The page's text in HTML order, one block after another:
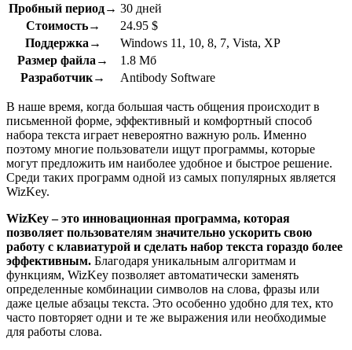
Пробный период→ 30 дней
Стоимость→
24.95 $
Поддержка→
Windows 11, 10, 8, 7, Vista, XP
Размер файла→
1.8 Мб
Разработчик→
Antibody Software
В наше время, когда большая часть общения происходит в
письменной форме, эффективный и комфортный способ
набора текста играет невероятно важную роль. Именно
поэтому многие пользователи ищут программы, которые
могут предложить им наиболее удобное и быстрое решение.
Среди таких программ одной из самых популярных является
WizKey.
WizKey – это инновационная программа, которая
позволяет пользователям значительно ускорить свою
работу с клавиатурой и сделать набор текста гораздо более
эффективным. Благодаря уникальным алгоритмам и
функциям, WizKey позволяет автоматически заменять
определенные комбинации символов на слова, фразы или
даже целые абзацы текста. Это особенно удобно для тех, кто
часто повторяет одни и те же выражения или необходимые
для работы слова.